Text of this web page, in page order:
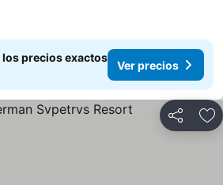
los precios exactos
Ver precios
Compartir